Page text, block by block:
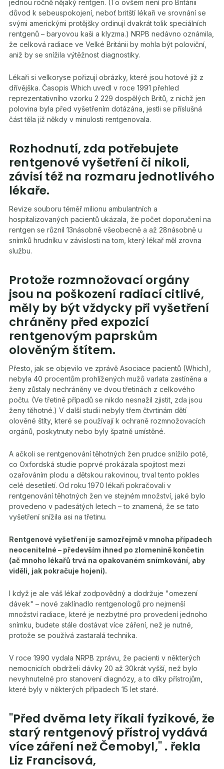
jednou ročně nějaký rentgen. (To ovšem není pro Británii
důvod k sebeuspokojení, neboť britští lékaři ve srovnání se
svými americkými protějšky ordinují dvakrát tolik speciálních
rentgenů – baryovou kaši a klyzma.) NRPB nedávno oznámila,
že celková radiace ve Velké Británii by mohla být poloviční,
aniž by se snížila výtěžnost diagnostiky.
Lékaři si velkoryse pořizují obrázky, které jsou hotové již z
dřívějška. Časopis Which uvedl v roce 1991 přehled
reprezentativního vzorku 2 229 dospělých Britů, z nichž jen
polovina byla před vyšetřením dotázána, jestli se příslušná
část těla již někdy v minulosti rentgenovala.
Rozhodnutí, zda potřebujete
rentgenové vyšetření či nikoli,
závisí též na rozmaru jednotlivého
lékaře.
Revize souboru téměř milionu ambulantních a
hospitalizovaných pacientů ukázala, že počet doporučení na
rentgen se různil 13násobně všeobecně a až 28násobně u
snímků hrudníku v závislosti na tom, který lékař měl zrovna
službu.
Protože rozmnožovací orgány
jsou na poškození radiací citlivé,
měly by být vždycky při vyšetření
chráněny před expozicí
rentgenovým paprskům
olověným štítem.
Přesto, jak se objevilo ve zprávě Asociace pacientů (Which),
nebyla 40 procentům prohlížených mužů varlata zastíněna a
ženy zůstaly nechráněny ve dvou třetinách z celkového
počtu. (Ve třetině případů se nikdo nesnažil zjistit, zda jsou
ženy těhotné.) V další studii nebyly třem čtvrtinám dětí
olověné štíty, které se používají k ochraně rozmnožovacích
orgánů, poskytnuty nebo byly špatně umístěné.
A ačkoli se rentgenování těhotných žen prudce snížilo poté,
co Oxfordská studie poprvé prokázala spojitost mezi
ozařováním plodu a dětskou rakovinou, trval tento pokles
celé desetiletí. Od roku 1970 lékaři pokračovali v
rentgenování těhotných žen ve stejném množství, jaké bylo
provedeno v padesátých letech – to znamená, že se tato
vyšetření snížila asi na třetinu.
Rentgenové vyšetření je samozřejmě v mnoha případech
neocenitelné – především ihned po zlomenině končetin
(ač mnoho lékařů trvá na opakovaném snímkování, aby
viděli, jak pokračuje hojeni).
I když je ale váš lékař zodpovědný a dodržuje "omezení
dávek" – nové zaklínadlo rentgenologů pro nejmenší
množství radiace, které je nezbytné pro provedení jednoho
snímku, budete stále dostávat více záření, než je nutné,
protože se používá zastaralá technika.
V roce 1990 vydala NRPB zprávu, že pacienti v některých
nemocnicích obdrželi dávky 20 až 30krát vyšší, než bylo
nevyhnutelné pro stanovení diagnózy, a to díky přístrojům,
které byly v některých případech 15 let staré.
"Před dvěma lety říkali fyzikové, že
starý rentgenový přístroj vydává
více záření než Čemobyl," . řekla
Liz Francisová,